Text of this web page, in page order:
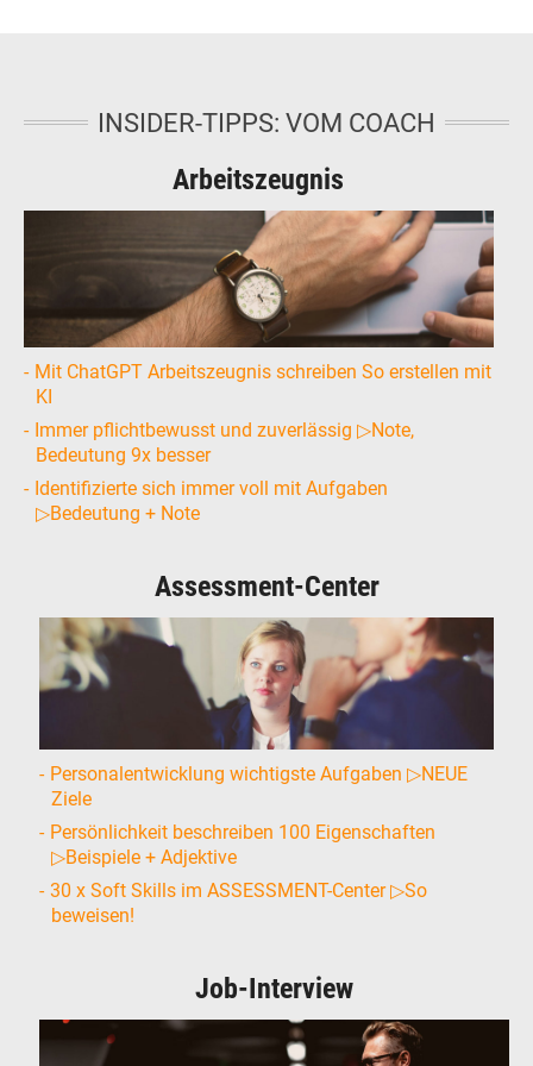
INSIDER-TIPPS: VOM COACH
Arbeitszeugnis
Mit ChatGPT Arbeitszeugnis schreiben So erstellen mit
KI
Immer pflichtbewusst und zuverlässig ▷Note,
Bedeutung 9x besser
Identifizierte sich immer voll mit Aufgaben
▷Bedeutung + Note
Assessment-Center
Personalentwicklung wichtigste Aufgaben ▷NEUE
Ziele
Persönlichkeit beschreiben 100 Eigenschaften
▷Beispiele + Adjektive
30 x Soft Skills im ASSESSMENT-Center ▷So
beweisen!
Job-Interview